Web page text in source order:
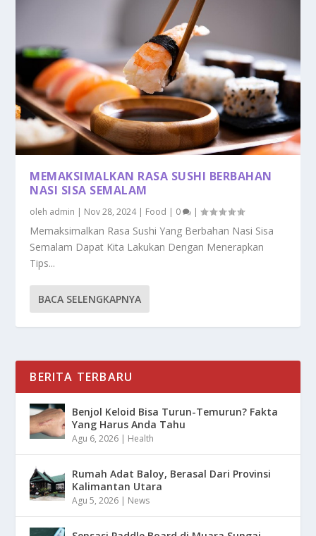
MEMAKSIMALKAN RASA SUSHI BERBAHAN
NASI SISA SEMALAM
oleh admin | Nov 28, 2024| Food | 0 |
Memaksimalkan Rasa Sushi Yang Berbahan Nasi Sisa
Semalam Dapat Kita Lakukan Dengan Menerapkan
Tips...
BACA SELENGKAPNYA
BERITA TERBARU
Benjol Keloid Bisa Turun-Temurun? Fakta
Yang Harus Anda Tahu
Agu 6, 2026 | Health
Rumah Adat Baloy, Berasal Dari Provinsi
Kalimantan Utara
Agu 5, 2026 | News